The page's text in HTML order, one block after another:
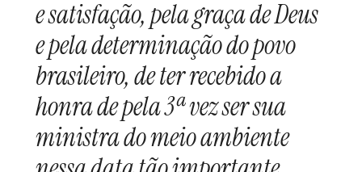
e satisfação, pela graça de Deus
e pela determinação do povo
brasileiro, de ter recebido a
honra de pela 3ª vez ser sua
ministra do meio ambiente